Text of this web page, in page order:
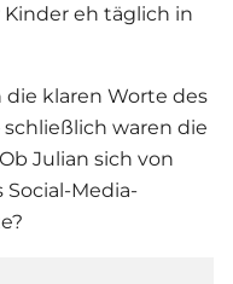
eh täglich in
klaren Worte des
waren die
Julian sich von
Media-